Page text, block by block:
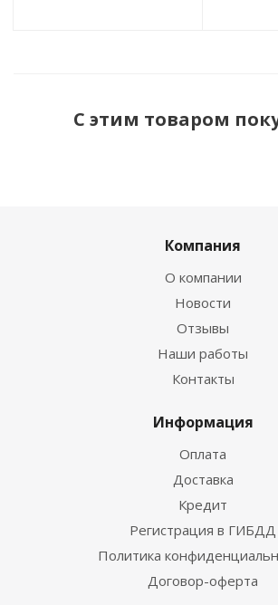
С этим товаром
Компания
О компании
Новости
Отзывы
Наши работы
Контакты
Информация
Оплата
Доставка
Кредит
Регистрация в ГИБДД
Политика
Договор-оферта